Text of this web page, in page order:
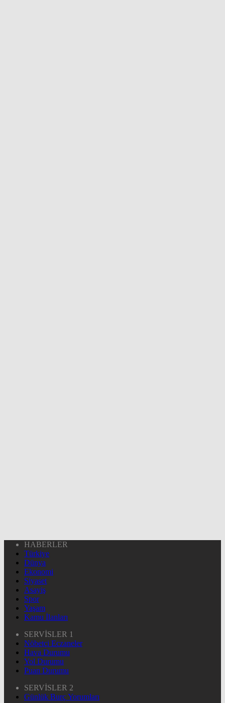
HABERLER
Türkiye
Dünya
Ekonomi
Siyaset
Asayiş
Spor
Yaşam
Kamu İlanları
SERVİSLER 1
Nöbetçi Eczaneler
Hava Durumu
Yol Durumu
Puan Durumu
SERVİSLER 2
Günlük Burç Yorumları